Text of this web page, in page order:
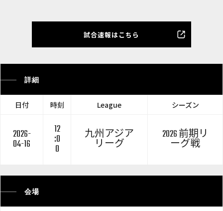
試合速報はこちら
詳細
日付 時刻 League シーズン
2026-
04-16
12
:0
0
九州アジア
リーグ
2026 前期リ
ーグ戦
会場